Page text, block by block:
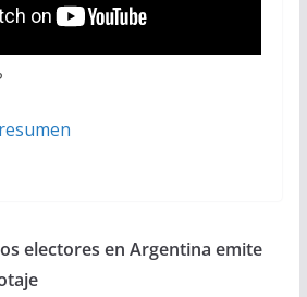
electores en Argentina emite